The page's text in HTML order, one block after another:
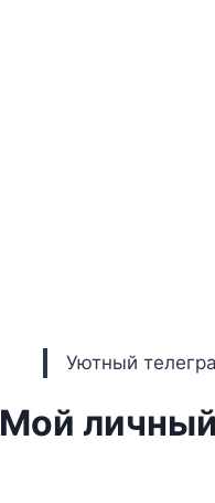
Уютный
Мой